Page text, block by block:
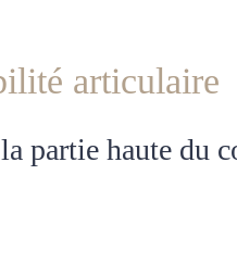
articulaire
partie haute du